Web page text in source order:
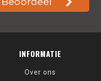
INFORMATIE
Over ons